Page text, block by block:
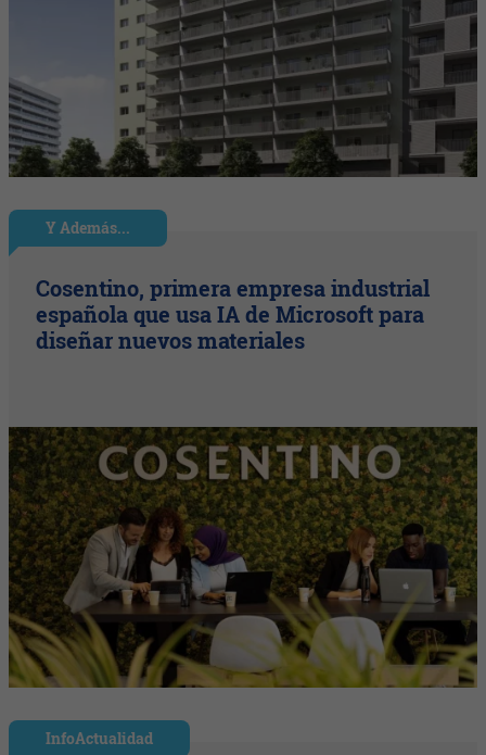
Y Además...
Cosentino, primera empresa industrial
española que usa IA de Microsoft para
diseñar nuevos materiales
InfoActualidad